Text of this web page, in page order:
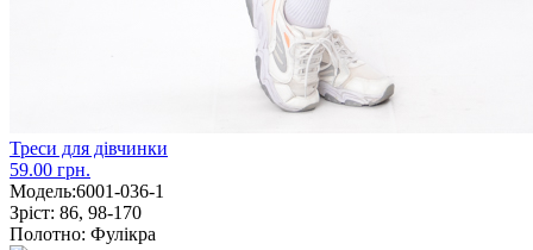
Треси для дівчинки
59.00 грн.
Модель:6001-036-1
Зріст: 86, 98-170
Полотно: Фулікра